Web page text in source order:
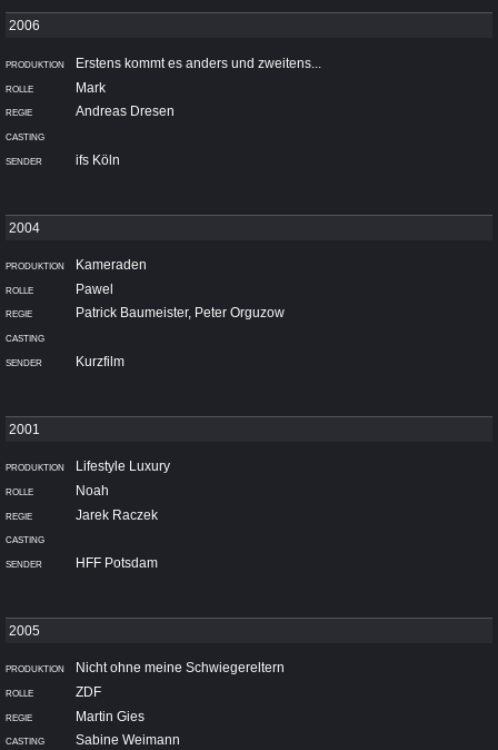
Erstens kommt es anders und zweitens...
Mark
Andreas Dresen
ifs Köln
Kameraden
Pawel
Patrick Baumeister, Peter Orguzow
Kurzfilm
Lifestyle Luxury
Noah
Jarek Raczek
HFF Potsdam
Nicht ohne meine Schwiegereltern
ZDF
Martin Gies
Sabine Weimann